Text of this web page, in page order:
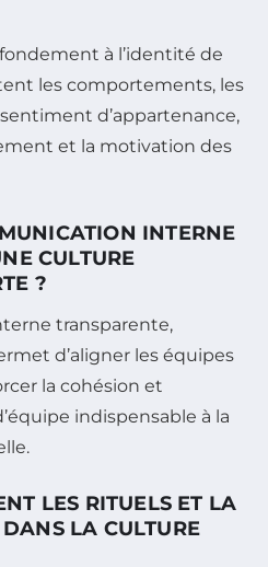
à l’identité de
les comportements, les
d’appartenance,
et la motivation des
INTERNE
CULTURE
?
transparente,
d’aligner les équipes
la cohésion et
indispensable à la
LES RITUELS ET LA
LA CULTURE